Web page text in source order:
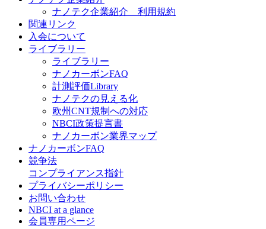
ナノテク企業紹介 利用規約
関連リンク
入会について
ライブラリー
ライブラリー
ナノカーボンFAQ
計測評価Library
ナノテクの見える化
欧州CNT規制への対応
NBCI政策提言書
ナノカーボン業界マップ
ナノカーボンFAQ
競争法
コンプライアンス指針
プライバシーポリシー
お問い合わせ
NBCI at a glance
会員専用ページ